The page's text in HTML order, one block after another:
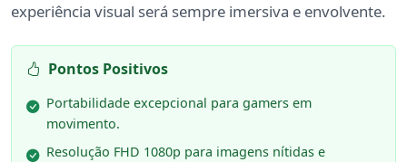
experiência visual será sempre imersiva e envolvente.
Pontos Positivos
Portabilidade excepcional para gamers em
movimento.
Resolução FHD 1080p para imagens nítidas e